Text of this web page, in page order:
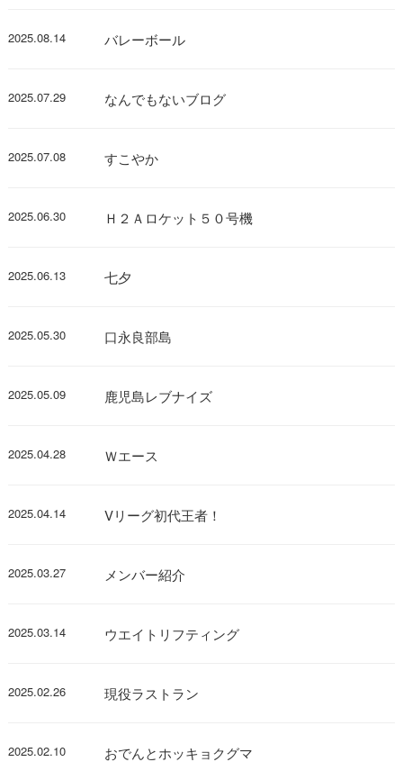
2025.08.14 バレーボール
2025.07.29 なんでもないブログ
2025.07.08 すこやか
2025.06.30 Ｈ２Ａロケット５０号機
2025.06.13 七夕
2025.05.30 口永良部島
2025.05.09 鹿児島レブナイズ
2025.04.28 Ｗエース
2025.04.14 Vリーグ初代王者！
2025.03.27 メンバー紹介
2025.03.14 ウエイトリフティング
2025.02.26 現役ラストラン
2025.02.10 おでんとホッキョクグマ